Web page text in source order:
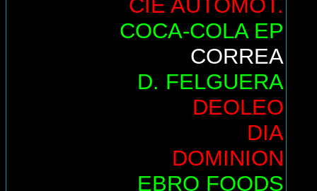
CIE AUTOMOT.
COCA-COLA EP
CORREA
D. FELGUERA
DEOLEO
DIA
DOMINION
EBRO FOODS